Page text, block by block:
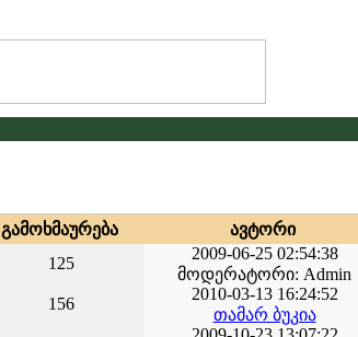
გა­მოხ­მა­უ­რე­ბა ავ­ტო­რი
125
2009-06-25 02:54:38
მოდერატორი: Admin
156
2010-03-13 16:24:52
თამარ ბუკია